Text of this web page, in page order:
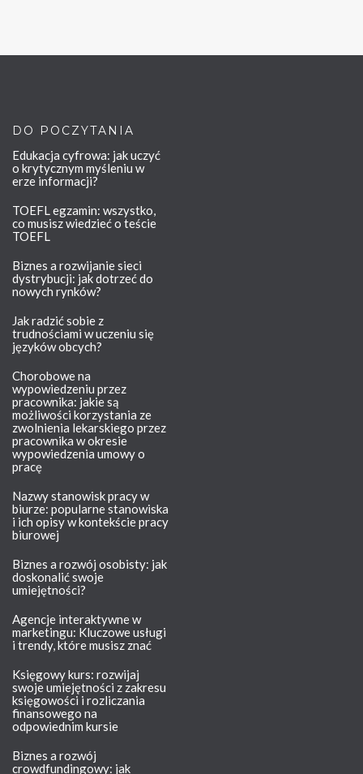
DO POCZYTANIA
Edukacja cyfrowa: jak uczyć
o krytycznym myśleniu w
erze informacji?
TOEFL egzamin: wszystko,
co musisz wiedzieć o teście
TOEFL
Biznes a rozwijanie sieci
dystrybucji: jak dotrzeć do
nowych rynków?
Jak radzić sobie z
trudnościami w uczeniu się
języków obcych?
Chorobowe na
wypowiedzeniu przez
pracownika: jakie są
możliwości korzystania ze
zwolnienia lekarskiego przez
pracownika w okresie
wypowiedzenia umowy o
pracę
Nazwy stanowisk pracy w
biurze: popularne stanowiska
i ich opisy w kontekście pracy
biurowej
Biznes a rozwój osobisty: jak
doskonalić swoje
umiejętności?
Agencje interaktywne w
marketingu: Kluczowe usługi
i trendy, które musisz znać
Księgowy kurs: rozwijaj
swoje umiejętności z zakresu
księgowości i rozliczania
finansowego na
odpowiednim kursie
Biznes a rozwój
crowdfundingowy: jak